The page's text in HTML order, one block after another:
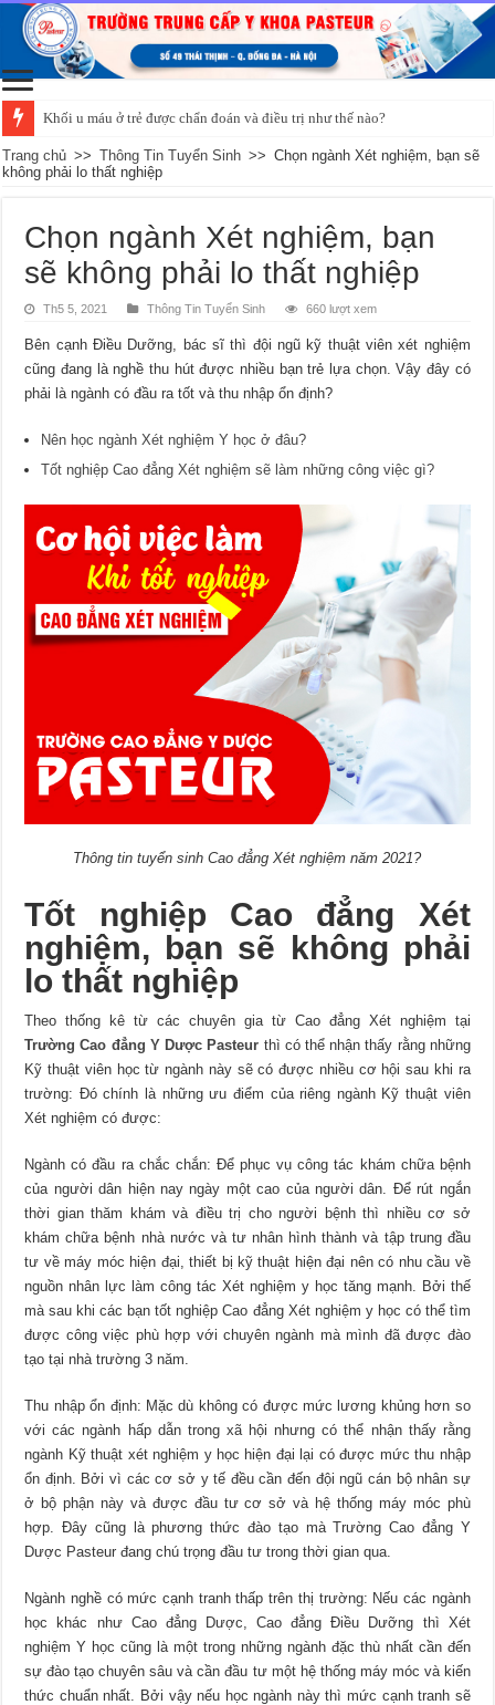
Khối u máu ở trẻ được chẩn đoán và điều trị như thế nào?
Trang chủ >> Thông Tin Tuyển Sinh >> Chọn ngành Xét nghiệm, bạn sẽ
không phải lo thất nghiệp
Chọn ngành Xét nghiệm, bạn
sẽ không phải lo thất nghiệp
Th5 5, 2021 Thông Tin Tuyển Sinh 660 lượt xem
Bên cạnh Điều Dưỡng, bác sĩ thì đội ngũ kỹ thuật viên xét nghiệm
cũng đang là nghề thu hút được nhiều bạn trẻ lựa chọn. Vậy đây có
phải là ngành có đầu ra tốt và thu nhập ổn định?
Nên học ngành Xét nghiệm Y học ở đâu?
Tốt nghiệp Cao đẳng Xét nghiệm sẽ làm những công việc gì?
Thông tin tuyển sinh Cao đẳng Xét nghiệm năm 2021?
Tốt nghiệp Cao đẳng Xét
nghiệm, bạn sẽ không phải
lo thất nghiệp
Theo thống kê từ các chuyên gia từ Cao đẳng Xét nghiệm tại
Trường Cao đẳng Y Dược Pasteur thì có thể nhận thấy rằng những
Kỹ thuật viên học từ ngành này sẽ có được nhiều cơ hội sau khi ra
trường: Đó chính là những ưu điểm của riêng ngành Kỹ thuật viên
Xét nghiệm có được:
Ngành có đầu ra chắc chắn: Để phục vụ công tác khám chữa bệnh
của người dân hiện nay ngày một cao của người dân. Để rút ngắn
thời gian thăm khám và điều trị cho người bệnh thì nhiều cơ sở
khám chữa bệnh nhà nước và tư nhân hình thành và tập trung đầu
tư về máy móc hiện đại, thiết bị kỹ thuật hiện đại nên có nhu cầu về
nguồn nhân lực làm công tác Xét nghiệm y học tăng mạnh. Bởi thế
mà sau khi các bạn tốt nghiệp Cao đẳng Xét nghiệm y học có thể tìm
được công việc phù hợp với chuyên ngành mà mình đã được đào
tạo tại nhà trường 3 năm.
Thu nhập ổn định: Mặc dù không có được mức lương khủng hơn so
với các ngành hấp dẫn trong xã hội nhưng có thể nhận thấy rằng
ngành Kỹ thuật xét nghiệm y học hiện đại lại có được mức thu nhập
ổn định. Bởi vì các cơ sở y tế đều cần đến đội ngũ cán bộ nhân sự
ở bộ phận này và được đầu tư cơ sở và hệ thống máy móc phù
hợp. Đây cũng là phương thức đào tạo mà Trường Cao đẳng Y
Dược Pasteur đang chú trọng đầu tư trong thời gian qua.
Ngành nghề có mức cạnh tranh thấp trên thị trường: Nếu các ngành
học khác như Cao đẳng Dược, Cao đẳng Điều Dưỡng thì Xét
nghiệm Y học cũng là một trong những ngành đặc thù nhất cần đến
sự đào tạo chuyên sâu và cần đầu tư một hệ thống máy móc và kiến
thức chuẩn nhất. Bởi vậy nếu học ngành này thì mức cạnh tranh sẽ